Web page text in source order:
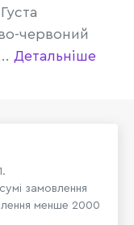
червоний
Детальніше
замовлення
менше 2000